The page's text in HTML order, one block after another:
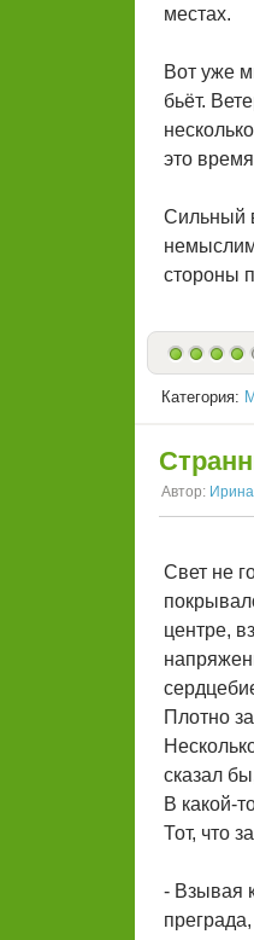
местах.
Вот уже
бьёт.
это
Сильный
стороны
Категория:
Автор:
Свет не
центре,
Плотно
сказал
В какой-
Тот, что
- Взывая